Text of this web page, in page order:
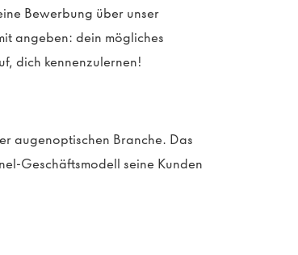
Bewerbung über unser
angeben: dein mögliches
dich kennenzulernen!
augenoptischen Branche. Das
Geschäftsmodell seine Kunden